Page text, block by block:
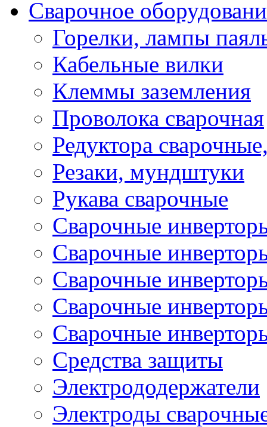
Сварочное
Горелки, лампы
Кабельные вилки
Клеммы заземления
Проволока сварочная
Редуктора
Резаки, мундштуки
Рукава сварочные
Сварочные
Сварочные
Сварочные
Сварочные
Сварочные
Средства защиты
Электрододержатели
Электроды